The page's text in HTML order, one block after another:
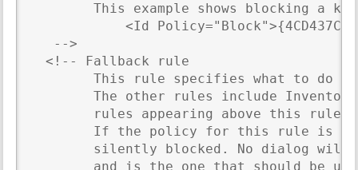
This example shows blocking a
<Id
   -->
  <!-- Fallback rule
This rule specifies what to do
The other rules include
rules appearing above this rule
If the policy for this rule is
silently blocked. No dialog
and is the one that should be